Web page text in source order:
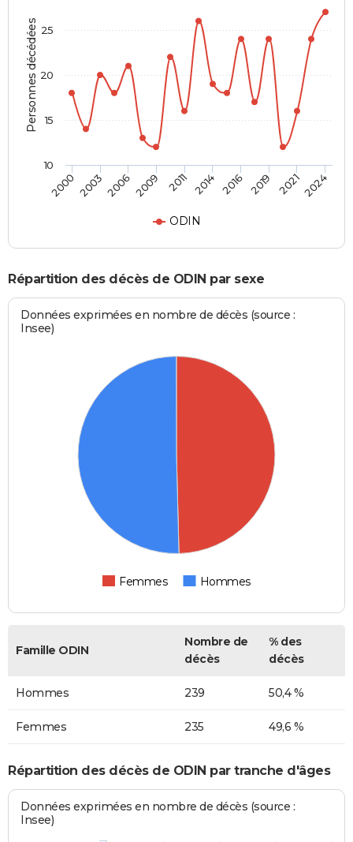
Personnes décédées
ODIN
2000 200320062009 2011 2014 2016 2019 20212024
10
15
20
25
Répartition des décès de ODIN par sexe
Données exprimées en nombre de décès (source :
Insee)
Femmes Hommes
Famille ODIN
Nombre de
décès
% des
décès
Hommes 239 50,4 %
Femmes 235 49,6 %
Répartition des décès de ODIN par tranche d'âges
Données exprimées en nombre de décès (source :
Insee)